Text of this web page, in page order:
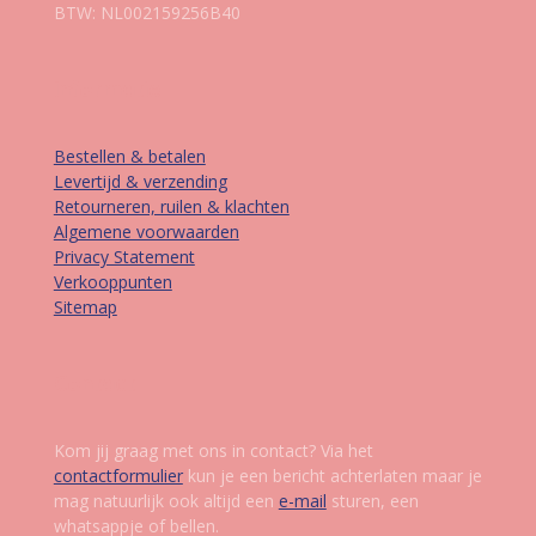
BTW: NL002159256B40
Bestellen & betalen
Levertijd & verzending
Retourneren, ruilen & klachten
Algemene voorwaarden
Privacy Statement
Verkooppunten
Sitemap
Kom jij graag met ons in contact? Via het
contactformulierkun je een bericht achterlaten maar je
mag natuurlijk ook altijd een e-mail sturen, een
whatsappje of bellen.